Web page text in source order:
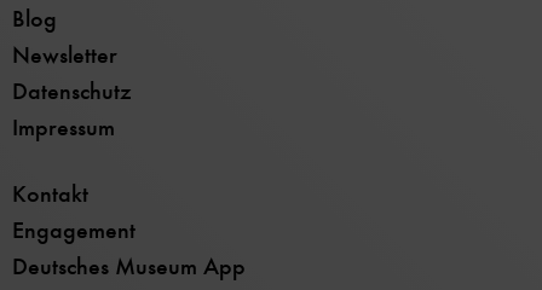
Blog
Newsletter
Datenschutz
Impressum
Kontakt
Engagement
Deutsches Museum App